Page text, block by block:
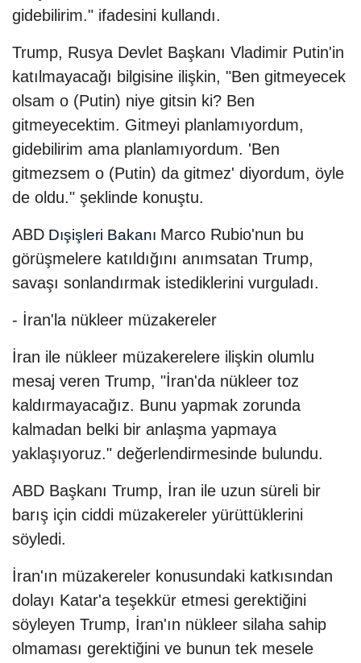
gidebilirim." ifadesini kullandı.
Trump, Rusya Devlet Başkanı Vladimir Putin'in
katılmayacağı bilgisine ilişkin, "Ben gitmeyecek
olsam o (Putin) niye gitsin ki? Ben
gitmeyecektim. Gitmeyi planlamıyordum,
gidebilirim ama planlamıyordum. 'Ben
gitmezsem o (Putin) da gitmez' diyordum, öyle
de oldu." şeklinde konuştu.
ABD Dışişleri Bakanı Marco Rubio'nun bu
görüşmelere katıldığını anımsatan Trump,
savaşı sonlandırmak istediklerini vurguladı.
- İran'la nükleer müzakereler
İran ile nükleer müzakerelere ilişkin olumlu
mesaj veren Trump, "İran'da nükleer toz
kaldırmayacağız. Bunu yapmak zorunda
kalmadan belki bir anlaşma yapmaya
yaklaşıyoruz." değerlendirmesinde bulundu.
ABD Başkanı Trump, İran ile uzun süreli bir
barış için ciddi müzakereler yürüttüklerini
söyledi.
İran'ın müzakereler konusundaki katkısından
dolayı Katar'a teşekkür etmesi gerektiğini
söyleyen Trump, İran'ın nükleer silaha sahip
olmaması gerektiğini ve bunun tek mesele